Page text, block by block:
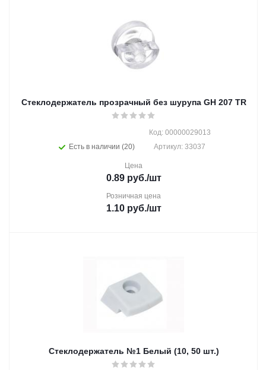
Стеклодержатель прозрачный без шурупа GH 207 TR
Есть в наличии (20)
Код: 00000029013
Артикул: 33037
Цена
0.89руб./шт
Розничная цена
1.10руб./шт
Стеклодержатель №1 Белый (10, 50 шт.)